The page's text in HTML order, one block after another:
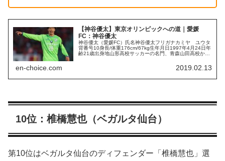
【神谷優太】東京オリンピックへの道｜愛媛
FC：神谷優太
神谷優太（愛媛FC）氏名神谷優太フリガナカミヤ ユウタ
背番号10身長/体重176cm/67kg生年月日1997年4月24日年
齢21歳出身地山形高校サッカーの名門、青森山田高校から
en-choice.com 2019.02.13
10位：椎橋慧也（ベガルタ仙台）
第10位はベガルタ仙台のディフェンダー「椎橋慧也」選